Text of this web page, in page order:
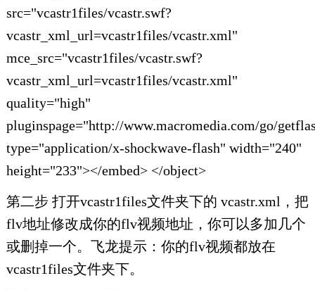
src="vcastr1files/vcastr.swf?
vcastr_xml_url=vcastr1files/vcastr.xml"
mce_src="vcastr1files/vcastr.swf?
vcastr_xml_url=vcastr1files/vcastr.xml"
quality="high"
pluginspage="http://www.macromedia.com/go/
type="application/x-shockwave-flash" width="240"
height="233"></embed> </object>
第二步 打开vcastr1files文件夹下的 vcastr.xml，把
flv地址修改成你的flv视频地址，你可以多加几个
或删掉一个。飞龙提示：你的flv视频都放在
vcastr1files文件夹下。